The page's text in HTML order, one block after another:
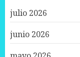
julio 2026
junio 2026